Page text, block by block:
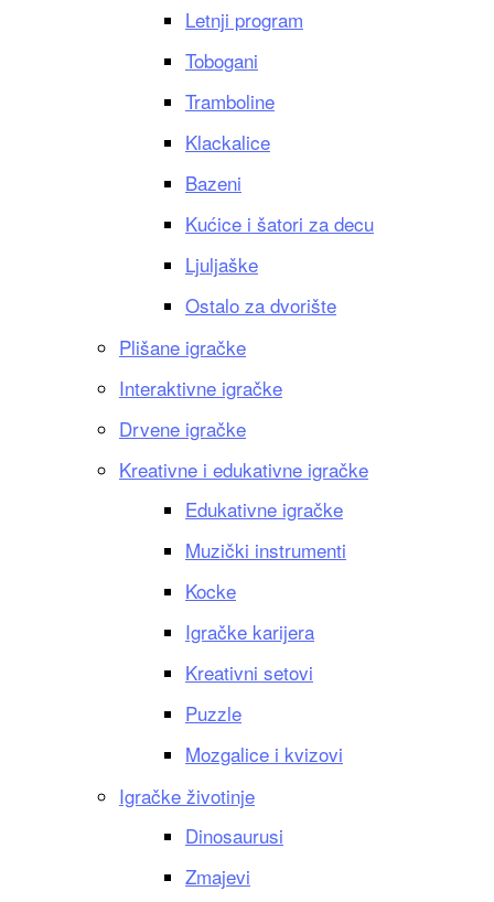
Letnji program
Tobogani
Tramboline
Klackalice
Bazeni
Kućice i šatori za decu
Ljuljaške
Ostalo za dvorište
Plišane igračke
Interaktivne igračke
Drvene igračke
Kreativne i edukativne igračke
Edukativne igračke
Muzički instrumenti
Kocke
Igračke karijera
Kreativni setovi
Puzzle
Mozgalice i kvizovi
Igračke životinje
Dinosaurusi
Zmajevi